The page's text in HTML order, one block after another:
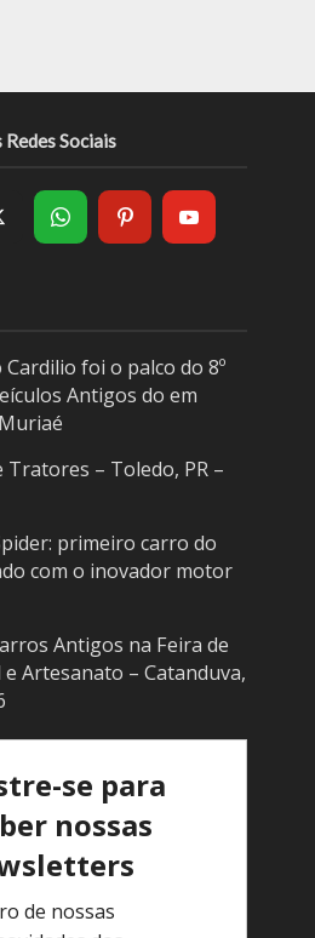
Redes Sociais
foi o palco do 8º
Antigos do em
Tratores – Toledo, PR –
primeiro carro do
com o inovador motor
Antigos na Feira de
e Artesanato – Catanduva,